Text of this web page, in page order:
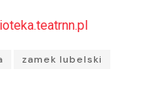
zamek lubelski